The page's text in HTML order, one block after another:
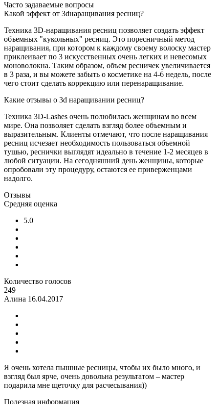
Часто задаваемые вопросы
Какой эффект от 3dнаращивания ресниц?
Техника 3D-наращивания ресниц позволяет создать эффект
объемных "кукольных" ресниц. Это поресничный метод
наращивания, при котором к каждому своему волоску мастер
приклеивает по 3 искусственных очень легких и невесомых
моноволокна. Таким образом, объем ресничек увеличивается
в 3 раза, и вы можете забыть о косметике на 4-6 недель, после
чего стоит сделать коррекцию или перенаращивание.
Какие отзывы о 3d наращивании ресниц?
Техника 3D-Lashes очень полюбилась женщинам во всем
мире. Она позволяет сделать взгляд более объемным и
выразительным. Клиенты отмечают, что после наращивания
ресниц исчезает необходимость пользоваться объемной
тушью, реснички выглядят идеально в течение 1-2 месяцев в
любой ситуации. На сегодняшний день женщины, которые
опробовали эту процедуру, остаются ее приверженцами
надолго.
Отзывы
Средняя оценка
5.0
Количество голосов
249
Алина 16.04.2017
Я очень хотела пышные ресницы, чтобы их было много, и
взгляд был ярче, очень довольна результатом – мастер
подарила мне щеточку для расчесывания))
Полезная информация